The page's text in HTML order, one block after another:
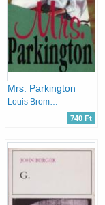
Mrs. Parkington
Louis Bromfield
740 Ft